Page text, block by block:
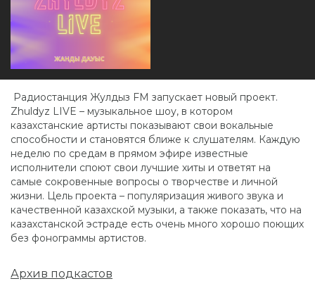
Радиостанция Жулдыз FM запускает новый проект.
Zhuldyz LIVE – музыкальное шоу, в котором
казахстанские артисты показывают свои вокальные
способности и становятся ближе к слушателям. Каждую
неделю по средам в прямом эфире известные
исполнители споют свои лучшие хиты и ответят на
самые сокровенные вопросы о творчестве и личной
жизни. Цель проекта – популяризация живого звука и
качественной казахской музыки, а также показать, что на
казахстанской эстраде есть очень много хорошо поющих
без фонограммы артистов.
Архив подкастов